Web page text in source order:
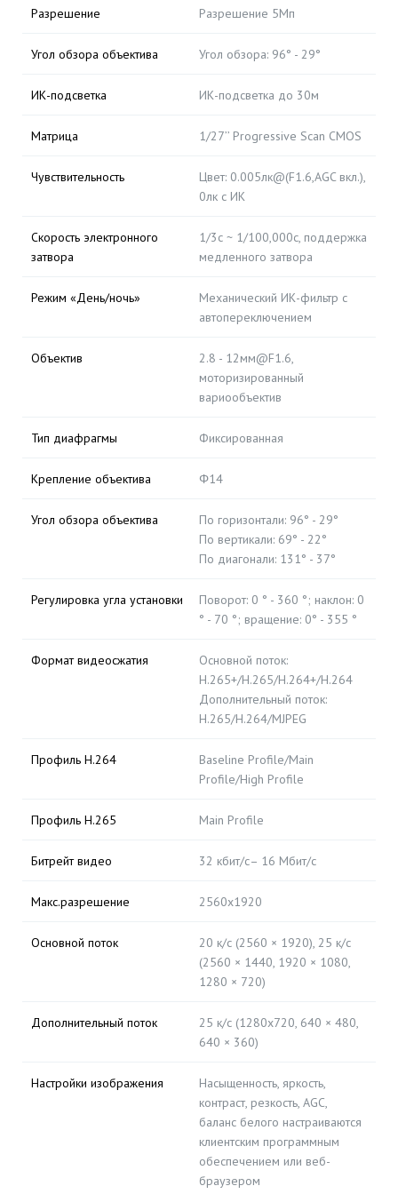
Разрешение Разрешение 5Мп
Угол обзора объектива Угол обзора: 96° - 29°
ИК-подсветка ИК-подсветка до 30м
Матрица 1/27’’ Progressive Scan CMOS
Чувствительность
Цвет: 0.005лк@(F1.6,AGC вкл.),
0лк с ИК
Скорость электронного
затвора
1/3с ~ 1/100,000с, поддержка
медленного затвора
Режим «День/ночь»
Механический ИК-фильтр с
автопереключением
Объектив
2.8 - 12мм@F1.6,
моторизированный
вариообъектив
Тип диафрагмы Фиксированная
Крепление объектива Φ14
Угол обзора объектива
По горизонтали: 96° - 29°
По вертикали: 69° - 22°
По диагонали: 131° - 37°
Регулировка угла установки
Поворот: 0 ° - 360 °; наклон: 0
° - 70 °; вращение: 0° - 355 °
Формат видеосжатия
Основной поток:
H.265+/H.265/H.264+/H.264
Дополнительный поток:
H.265/H.264/MJPEG
Профиль H.264
Baseline Profile/Main
Profile/High Profile
Профиль H.265 Main Profile
Битрейт видео 32 кбит/с– 16 Мбит/с
Макс.разрешение 2560х1920
Основной поток
20 к/с (2560 × 1920), 25 к/с
(2560 × 1440, 1920 × 1080,
1280 × 720)
Дополнительный поток
25 к/с (1280x720, 640 × 480,
640 × 360)
Настройки изображения
Насыщенность, яркость,
контраст, резкость, AGC,
баланс белого настраиваются
клиентским программным
обеспечением или веб-
браузером